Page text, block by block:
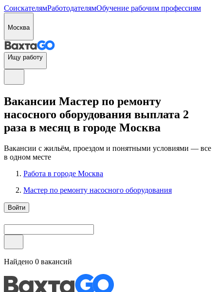
СоискателямРаботодателямОбучение рабочим профессиям
Москва
Ищу работу
Вакансии Мастер по ремонту
насосного оборудования выплата 2
раза в месяц в городе Москва
Вакансии с жильём, проездом и понятными условиями — все
в одном месте
Работа в городе Москва
Мастер по ремонту насосного оборудования
Войти
Найдено 0 вакансий